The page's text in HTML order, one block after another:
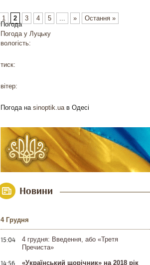
1 2 3 4 5 ... »
Остання »
Погода
Погода у Луцьку
вологість:
тиск:
вітер:
Погода на sinoptik.uaв Одесі
Новини
4 Грудня
15:04
4 грудня: Введення, або «Третя
Пречиста»
14:56 «Український щорічник» на 2018 рік